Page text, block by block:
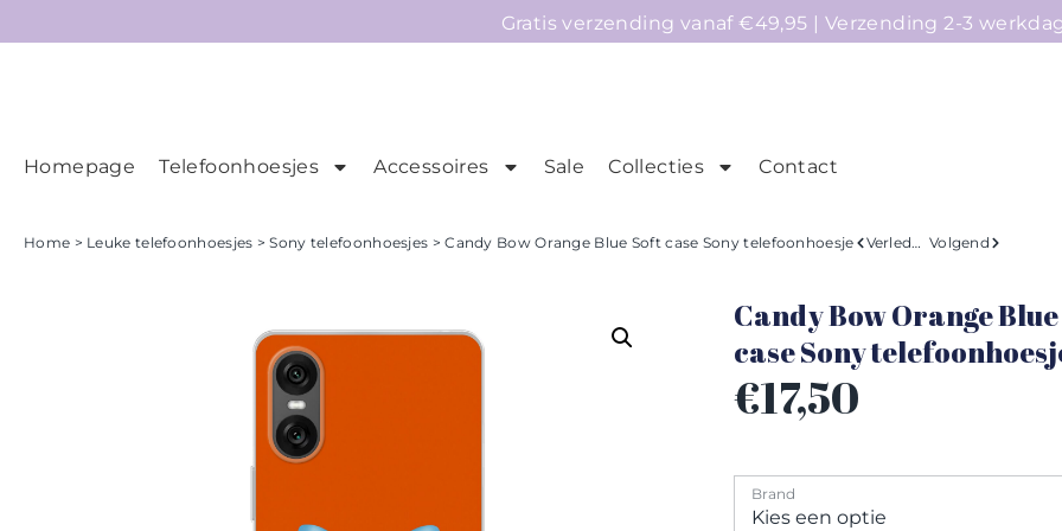
Gratis verzending vanaf €49,95 | Verzending 2-3
Homepage Telefoonhoesjes Accessoires Sale Collecties Contact
Home > Leuke telefoonhoesjes >Sony telefoonhoesjes > Candy Bow Orange Blue Soft case Sony telefoonhoesje Verleden Volgend
Candy Bow Orange
case Sony
€17,50
Brand